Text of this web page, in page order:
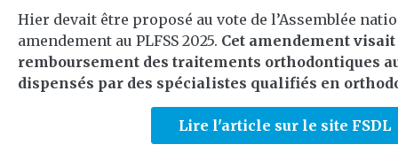
Hier devait être proposé au vote de l’Assemblée
amendement au PLFSS 2025. Cet amendement
remboursement des traitements orthodontiques
dispensés par des spécialistes qualifiés en
Lire l'article sur le site FSDL